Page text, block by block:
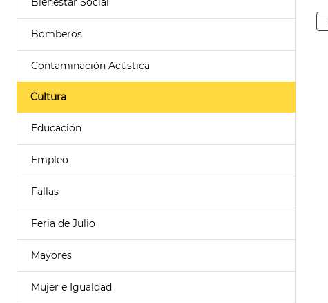
Bomberos
Contaminación Acústica
Cultura
Educación
Empleo
Fallas
Feria de Julio
Mayores
Mujer e Igualdad